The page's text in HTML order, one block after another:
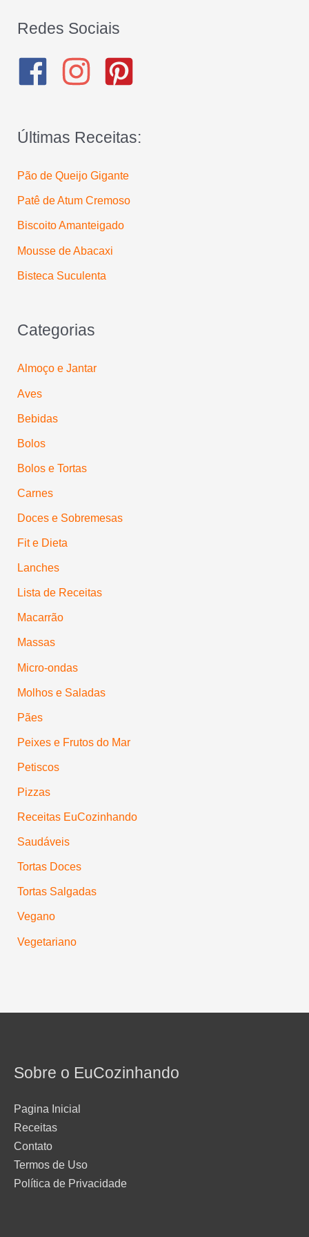
q
r
o
r
:
Redes Sociais
Últimas Receitas:
Pão de Queijo Gigante
Patê de Atum Cremoso
Biscoito Amanteigado
Mousse de Abacaxi
Bisteca Suculenta
Categorias
Almoço e Jantar
Aves
Bebidas
Bolos
Bolos e Tortas
Carnes
Doces e Sobremesas
Fit e Dieta
Lanches
Lista de Receitas
Macarrão
Massas
Micro-ondas
Molhos e Saladas
Pães
Peixes e Frutos do Mar
Petiscos
Pizzas
Receitas EuCozinhando
Saudáveis
Tortas Doces
Tortas Salgadas
Vegano
Vegetariano
Sobre o EuCozinhando
Pagina Inicial
Receitas
Contato
Termos de Uso
Política de Privacidade